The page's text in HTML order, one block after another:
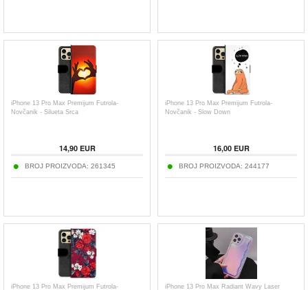
iPhone 13 Pro Max Premijum Futrola-
Novčanik - Silueta Srca
14,90EUR
BROJ PROIZVODA: 261345
iPhone 13 Pro Max Premijum Futrola-
Novčanik - Slow Down
16,00EUR
BROJ PROIZVODA: 244177
iPhone 13 Pro Max Premijum Futrola-
iPhone 13 Pro Max Radiant Wavy Laser